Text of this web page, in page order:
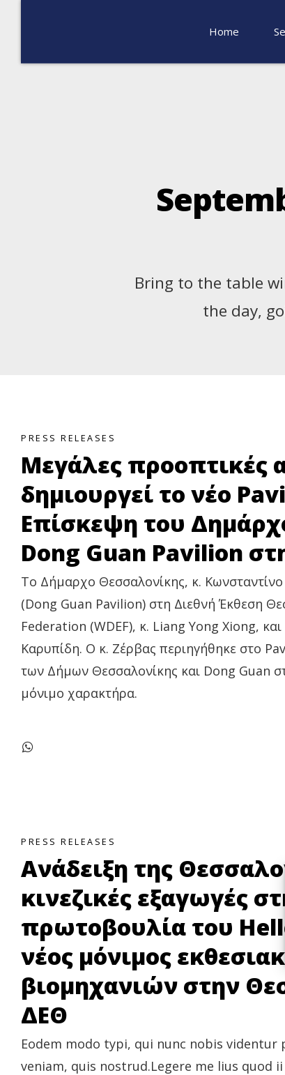
Home
Bring to the table
the day,
PRESS RELEASES
Μεγάλες προοπτικές
δημιουργεί το νέο
Επίσκεψη του
Dong Guan Pavilion
Το Δήμαρχο Θεσσαλονίκης, κ.
(Dong Guan Pavilion) στη Διεθνή Έκθεση
Federation (WDEF), κ. Liang Yong Xiong,
Καρυπίδη. Ο κ. Ζέρβας περιηγήθηκε στο
των Δήμων Θεσσαλονίκης και Dong Guan
μόνιμο χαρακτήρα.
PRESS RELEASES
Ανάδειξη της
κινεζικές εξαγωγές
πρωτοβουλία του
νέος μόνιμος
βιομηχανιών στην
ΔΕΘ
Eodem modo typi, qui nunc nobis
veniam, quis nostrud.Legere me lius quod